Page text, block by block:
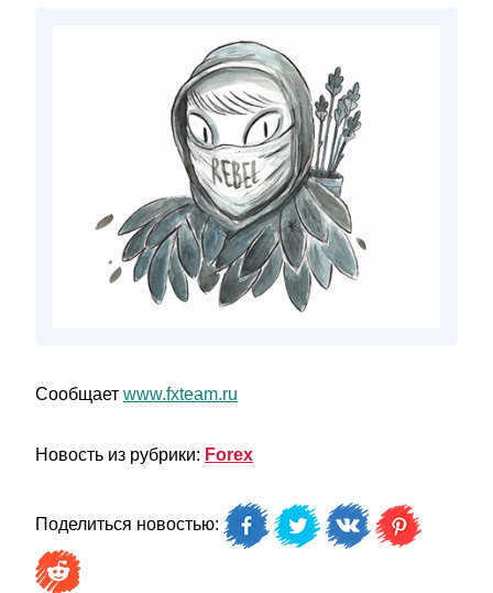
Сообщает www.fxteam.ru
Новость из рубрики: Forex
Поделиться новостью: